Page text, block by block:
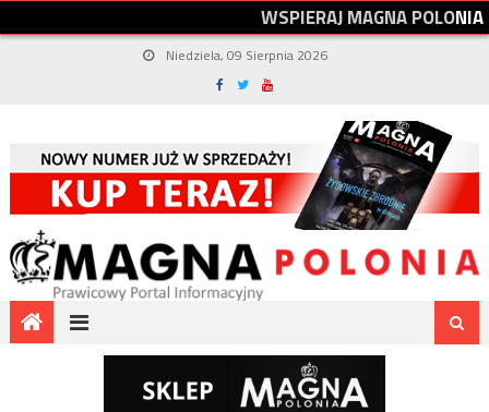
WSPIERAJMAGNAPOLONIA
Niedziela, 09 Sierpnia 2026